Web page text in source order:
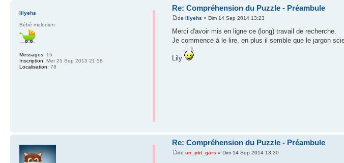
Re: Compréhension du Puzzle - Préambule
delilyehs » Dim 14 Sep 2014 13:23
Merci d'avoir mis en ligne ce (long) travail de recherche.
Je commence à le lire, en plus il semble que le jargon
Lily
lilyehs
Bébé melodien
Messages: 15
Inscription: Mer 25 Sep 2013 21:58
Localisation: 78
Re: Compréhension du Puzzle - Préambule
deun_ptit_gars » Dim 14 Sep 2014 13:30